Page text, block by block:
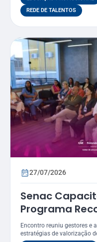
REDE DE TALENTOS
27/07/2026
Senac
Programa
Prêmio Atena
para valorizar
Encontro reuniu gestores e
estratégias de valorização